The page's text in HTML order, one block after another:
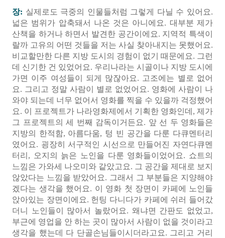
장: 실제로도 극중의 인물들처럼 그렇게 다닐 수 있어요.
넓은 범위가 압축돼서 나온 것은 아니에요. 대부분 제가
산책을 하거나 하면서 발견한 공간이에요. 지역적 특색이
랄까 고유의 어떤 것들을 저는 사실 찾아내지는 못했어요.
비교할만한 다른 지방 도시의 경험이 없기 때문에요. 그런
데 신기한 건 있었어요. 우리나라는 시골이나 지방 도시에
가면 이주 여성들이 되게 많잖아요. 고조에는 별로 없어
요. 그리고 정말 사람이 별로 없었어요. 영화에 사람이 나
와야 되는데 너무 없어서 영화를 찍을 수 있을까 걱정했어
요. 이 프로젝트가 나라영화제에서 기획한 영화인데, 제가
그 프로젝트의 세 번째 감독이거든요. 앞 선 두 영화들은
지방의 한적함, 아름다움, 텅 빈 공간을 다룬 다큐멘터리
였어요. 굉장히 서구적인 시선으로 만들어진 자연다큐멘
터리, 오지의 늙은 노인을 다룬 영화들이었어요. 쇼트의
느낌은 가와세 나오미와 같았고요. 그 공간을 제대로 보지
않았다는 느낌을 받았어요. 그래서 그 부분들은 지양해야
겠다는 생각을 했어요. 이 영화 첫 장면이 카페에 노인들
앉아있는 장면이에요. 헌팅 다니다가 카페에 쉬러 들어갔
더니 노인들이 많아서 놀랐어요. 왜냐면 간판도 없었고,
부근에 영업을 안 하는 곳이 많아서 사람이 없을 것이라고
생각을 했는데 다 단골손님들이시더라고요. 그리고 거리